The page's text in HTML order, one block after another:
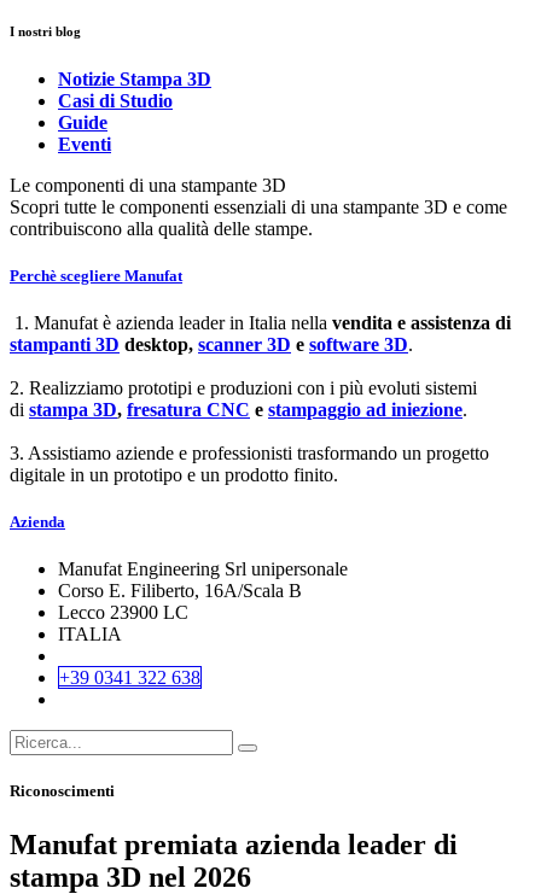
I nostri blog
Notizie Stampa 3D
Casi di Studio
Guide
Eventi
Le componenti di una stampante 3D
Scopri tutte le componenti essenziali di una stampante 3D e come
contribuiscono alla qualità delle stampe.
Perchè scegliere Manufat
1. Manufat è azienda leader in Italia nella vendita e assistenza di
stampanti 3D desktop, scanner 3D e software 3D.
2. Realizziamo prototipi e produzioni con i più evoluti sistemi
di stampa 3D, fresatura CNC e stampaggio ad iniezione.
3. Assistiamo aziende e professionisti trasformando un progetto
digitale in un prototipo e un prodotto finito.
Azienda
Manufat Engineering Srl unipersonale
Corso E. Filiberto, 16A/Scala B
Lecco 23900 LC
ITALIA
+39 0341 322 638
Riconoscimenti
Manufat premiata azienda leader di
stampa 3D nel 2026